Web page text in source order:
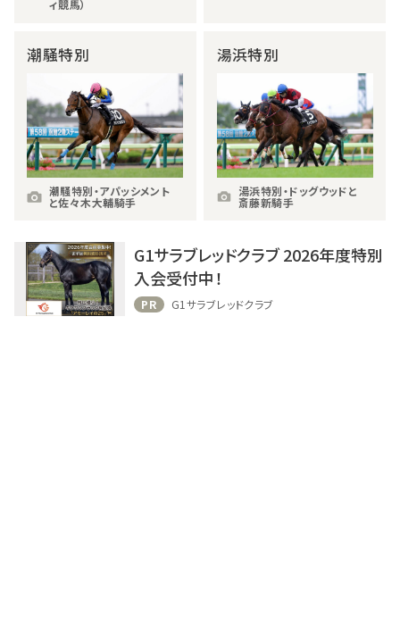
ィ競馬）
潮騒特別
潮騒特別・アパッシメント
と佐々木大輔騎手
湯浜特別
湯浜特別・ドッグウッドと
斎藤新騎手
G1サラブレッドクラブ 2026年度特別
入会受付中！
PR G1サラブレッドクラブ